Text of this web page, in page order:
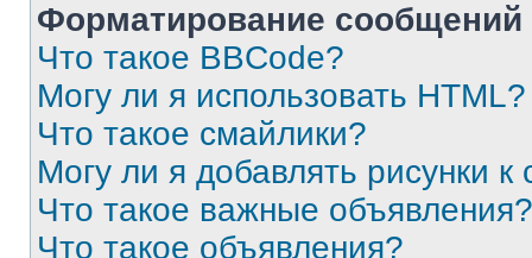
Форматирование
Что такое BBCode?
Могу ли я использовать HTML?
Что такое смайлики?
Могу ли я добавлять рисунки
Что такое важные объявления?
Что такое объявления?